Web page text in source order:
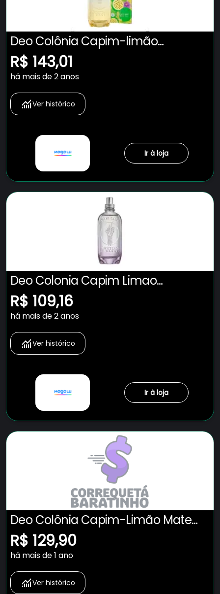
Deo Colônia Capim-limão
Maracujá 100ml L'occitane Au Brésil
R$ 143,01
há mais de 2 anos
Ver histórico
Ir à loja
Deo Colonia Capim Limao
Alfazema 100ml Loccitane Au Bresil
- L'Occitane au Bresil
R$ 109,16
há mais de 2 anos
Ver histórico
Ir à loja
Deo Colônia Capim-Limão Mate
100ml
R$ 129,90
há mais de 1 ano
Ver histórico